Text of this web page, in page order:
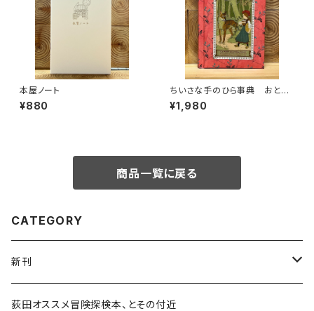
本屋ノート
¥880
ちいさな手のひら事典 おとぎ
話
¥1,980
商品一覧に戻る
CATEGORY
新刊
和書
荻田オススメ冒険探検本、とその付近